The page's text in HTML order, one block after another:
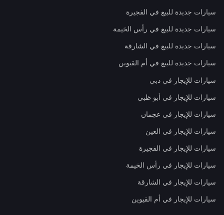
سيارات جديدة للبيع في الفجيرة
سيارات جديدة للبيع في رأس الخيمة
سيارات جديدة للبيع في الشارقة
سيارات جديدة للبيع في أم القيوين
سيارات للإيجار في دبي
سيارات للإيجار في أبو ظبي
سيارات للإيجار في عجمان
سيارات للإيجار في العين
سيارات للإيجار في الفجيرة
سيارات للإيجار في رأس الخيمة
سيارات للإيجار في الشارقة
سيارات للإيجار في أم القيوين